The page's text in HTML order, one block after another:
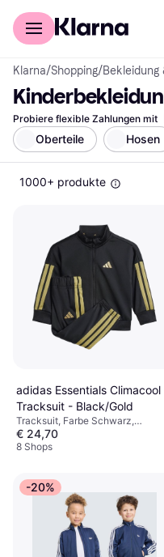
Für Shopper
Klarna/Shopping/
Probiere flexible Zahlungen mit
Oberteile Hosen
1000+ produkte
adidas Essentials Climacool
Tracksuit - Black/Gold
Tracksuit, Farbe Schwarz,
Material Polyester
€ 24,70
8 Shops
-20%